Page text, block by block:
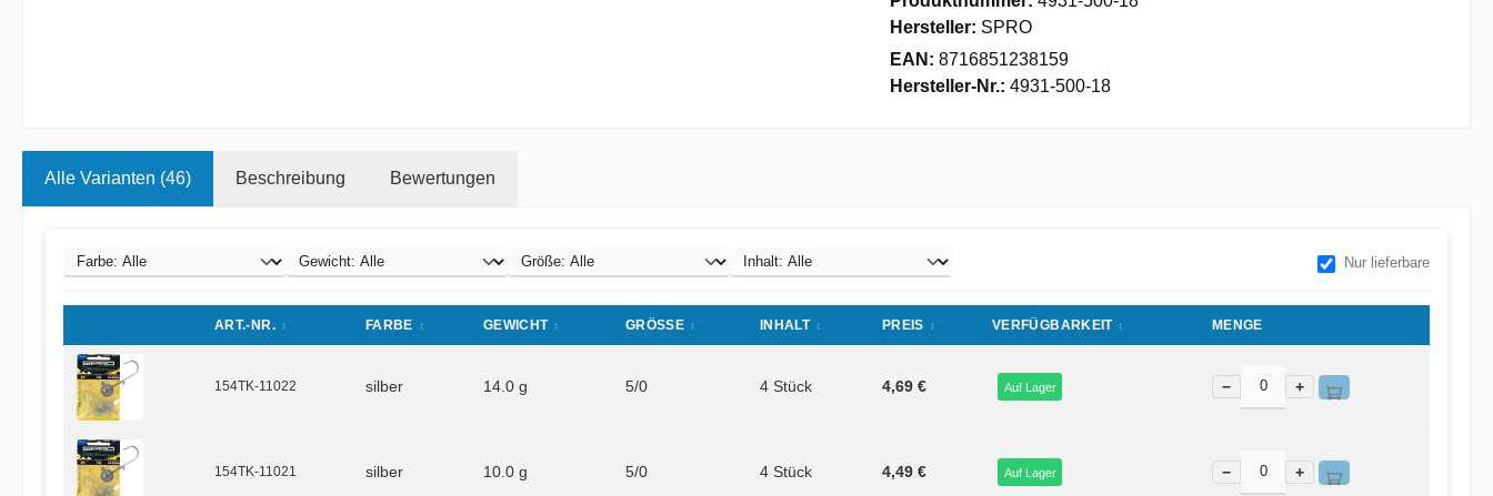
Hersteller: SPRO
EAN: 8716851238159
Hersteller-Nr.: 4931-500-18
Alle Varianten (46) Beschreibung Bewertungen
Nur lieferbare
ART.-NR. FARBE GEWICHT GRÖSSE INHALT PREIS VERFÜGBARKEIT MENGE
154TK-11022 silber 14.0 g 5/0 4 Stück 4,69 € Auf Lager − +
154TK-11021 silber 10.0 g 5/0 4 Stück 4,49 € Auf Lager − +